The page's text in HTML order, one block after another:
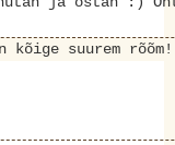
kõige suurem